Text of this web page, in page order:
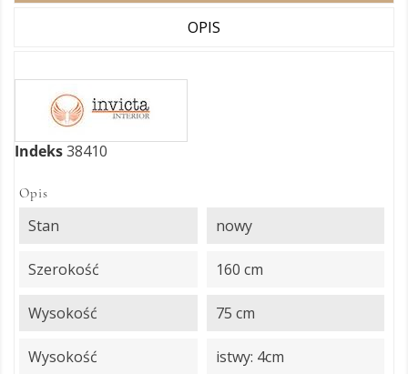
OPIS
Indeks38410
Opis
Stan nowy
Szerokość 160 cm
Wysokość 75 cm
Wysokość istwy: 4cm